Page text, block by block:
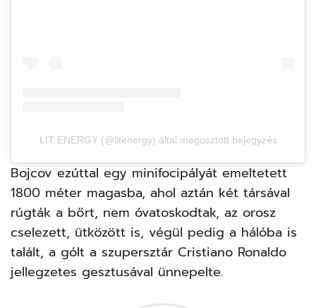
LIT ENERGY (@litenergy) által megosztott bejegyzés
Bojcov ezúttal egy minifocipályát emeltetett
1800 méter magasba, ahol aztán két társával
rúgták a bőrt, nem óvatoskodtak, az orosz
cselezett, ütközött is, végül pedig a hálóba is
talált, a gólt a szupersztár Cristiano Ronaldo
jellegzetes gesztusával ünnepelte.